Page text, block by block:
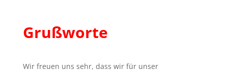
Grußworte
Wir freuen uns sehr, dass wir für unser